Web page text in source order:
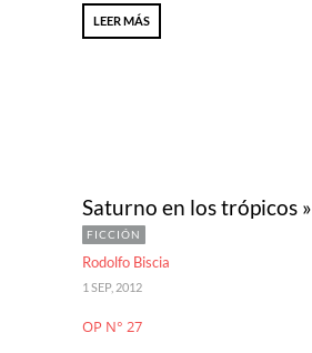
LEER MÁS
Saturno en los trópicos »
FICCIÓN
Rodolfo Biscia
1 SEP, 2012
OP N° 27